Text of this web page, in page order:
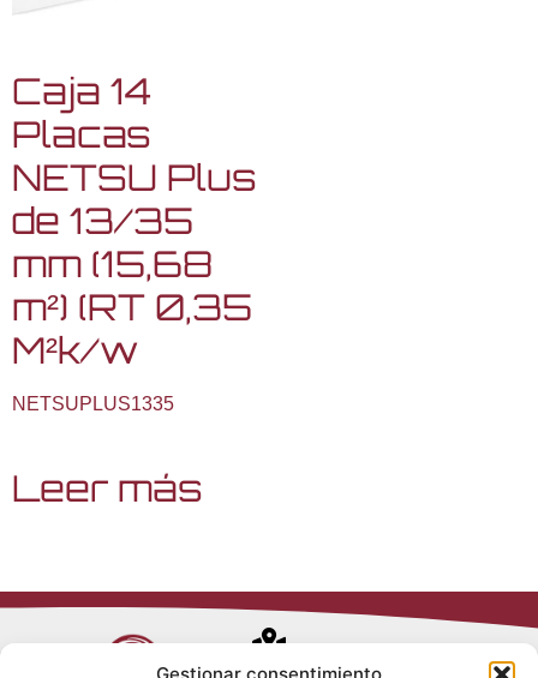
Caja 14
Placas
NETSU Plus
de 13/35
mm (15,68
m²) (RT 0,35
M²k/w
NETSUPLUS1335
Leer más
Avenida de